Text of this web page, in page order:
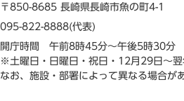
〒850-8685 長崎県長崎市魚の町4-1
095-822-8888(代表)
開庁時間 午前8時45分～午後5時30分
※土曜日・日曜日・祝日・12月29日～翌
なお、施設・部署によって異なる場合が